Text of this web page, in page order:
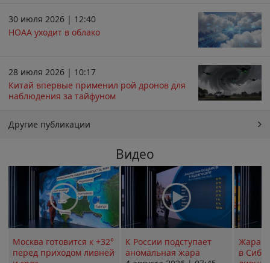
30 июля 2026 | 12:40
НОАА уходит в облако
28 июля 2026 | 10:17
Китай впервые применил рой дронов для
наблюдения за тайфуном
Другие публикации
Видео
Москва готовится к +32°
перед приходом ливней
К России подступает
аномальная жара
Жара в
в